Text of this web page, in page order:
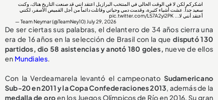
اشكركم لكن لا في الوقت الحالي في المنتخب البرازيل اعتقد انني قد صنعت التاريخ هناك، وكنت
سعيد جداً. عشت أشياء كثيرة، وقدمت دمي وحياتي وقاتلت دائماً من أجل القميص الأصفر، لكنني
أعتقد أنني لا... pic.twitter.com/L57A2yi2PK
— Team Neymar (@TeamNey10) July 29, 2026
De ser ciertas sus palabras, el delantero de 34 años cierra una
era de 16 años en la selección de Brasil con la quedisputó 130
partidos, dio 58 asistencias y anotó 180 goles, nueve de ellos
en Mundiales.
Con la Verdeamarela levantó el campeonato Sudamericano
Sub-20 en 2011 y la Copa Confederaciones 2013, además de la
medalla de oroen los Juegos Olímpicos de Río en 2016. Su gran